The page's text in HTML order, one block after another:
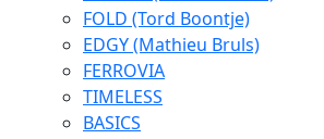
FOLD (Tord Boontje)
EDGY (Mathieu Bruls)
FERROVIA
TIMELESS
BASICS